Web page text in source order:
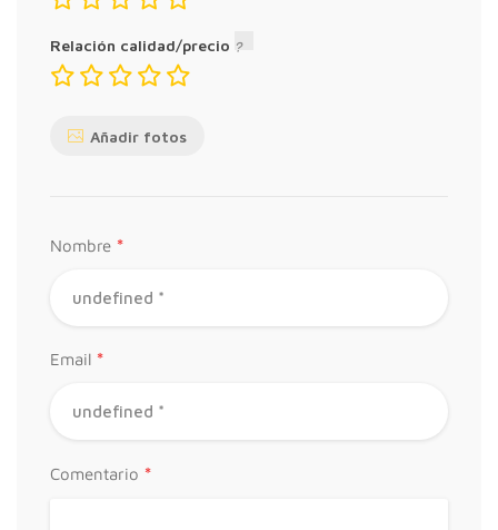
Relación calidad/precio
Añadir fotos
Nombre *
Email *
Comentario *